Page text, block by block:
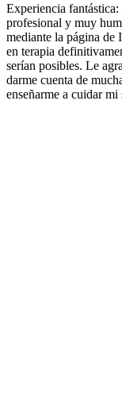
Experiencia fantástica:
profesional y muy
mediante la página de
en terapia
serían posibles. Le
darme cuenta de
enseñarme a cuidar mi